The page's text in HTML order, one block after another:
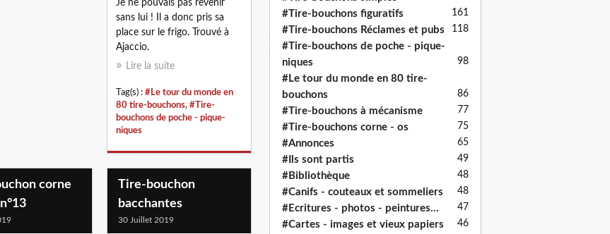
Je ne pouvais pas revenir
sans lui ! Il a donc pris sa
place sur le frigo. Trouvé à
Ajaccio.
Lire la suite
Tag(s) : #Le tour du monde en
80 tire-bouchons, #Tire-
bouchons de poche - pique-
niques
corne
Tire-bouchon
bacchantes
30 Juillet 2019
#Tire-bouchons figuratifs 161
#Tire-bouchons Réclames et pubs 118
#Tire-bouchons de poche - pique-
niques
98
#Le tour du monde en 80 tire-
bouchons
86
#Tire-bouchons à mécanisme 77
#Tire-bouchons corne - os 75
#Annonces 65
#Ils sont partis 49
#Bibliothèque 48
#Canifs - couteaux et sommeliers 48
#Ecritures - photos - peintures... 47
#Cartes - images et vieux papiers 46